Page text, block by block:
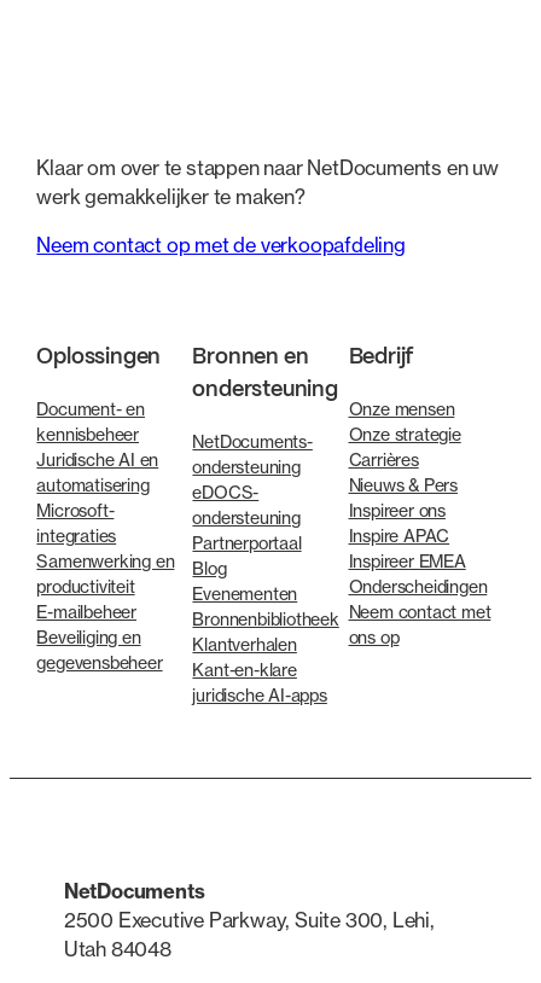
Klaar om over te stappen naar NetDocuments en uw
werk gemakkelijker te maken?
Neem contact op met de verkoopafdeling
Oplossingen
Document- en
kennisbeheer
Juridische AI en
automatisering
Microsoft-
integraties
Samenwerking en
productiviteit
E-mailbeheer
Beveiliging en
gegevensbeheer
Bronnen en
ondersteuning
NetDocuments-
ondersteuning
eDOCS-
ondersteuning
Partnerportaal
Blog
Evenementen
Bronnenbibliotheek
Klantverhalen
Kant-en-klare
juridische AI-apps
Bedrijf
Onze mensen
Onze strategie
Carrières
Nieuws & Pers
Inspireer ons
Inspire APAC
Inspireer EMEA
Onderscheidingen
Neem contact met
ons op
NetDocuments
2500 Executive Parkway, Suite 300, Lehi,
Utah 84048